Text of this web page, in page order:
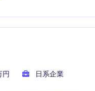
円 日系企業